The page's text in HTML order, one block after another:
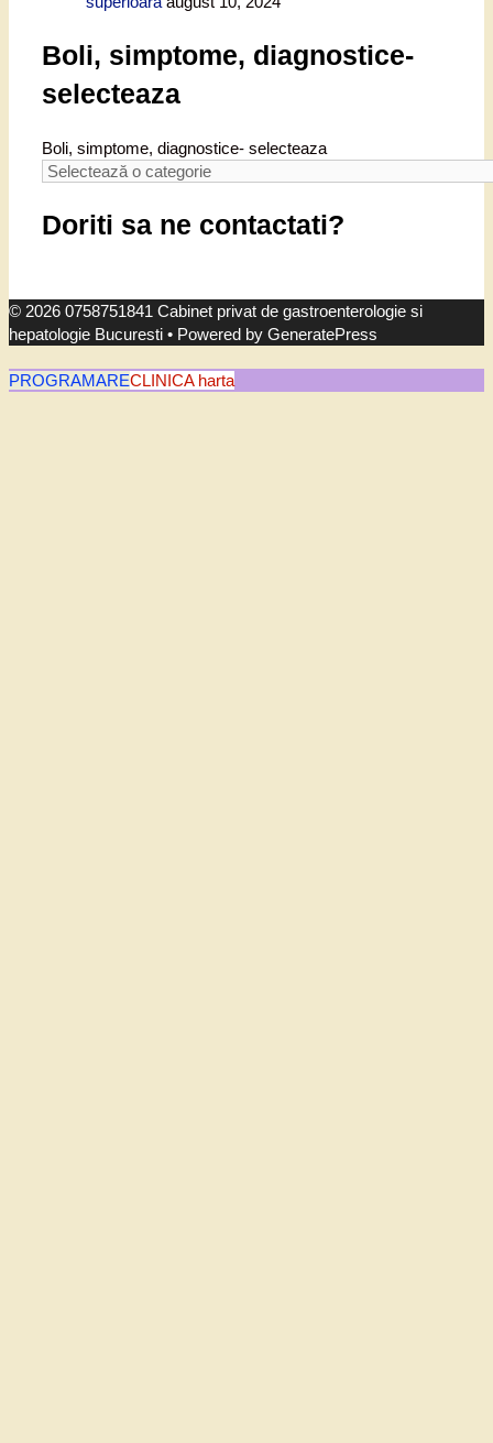
Boli, simptome, diagnostice-
selecteaza
Boli, simptome, diagnostice- selecteaza
Doriti sa ne contactati?
© 2026 0758751841 Cabinet privat de gastroenterologie si
hepatologie Bucuresti • Powered by GeneratePress
PROGRAMARECLINICA harta